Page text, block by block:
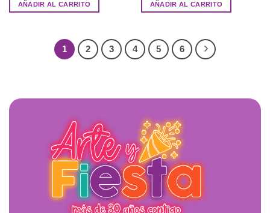
AÑADIR AL CARRITO AÑADIR AL CARRITO
1 2 3 4 5 6